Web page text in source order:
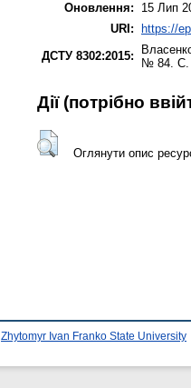
Оновлення:
15 Лип
URI:
https://
ДСТУ 8302:2015:
№ 84. С.
Дії ​​(потрібно
Оглянути опис
Zhytomyr Ivan Franko State University